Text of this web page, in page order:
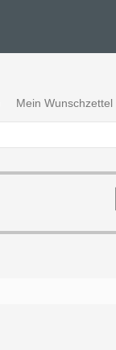
Mein Wunschzettel